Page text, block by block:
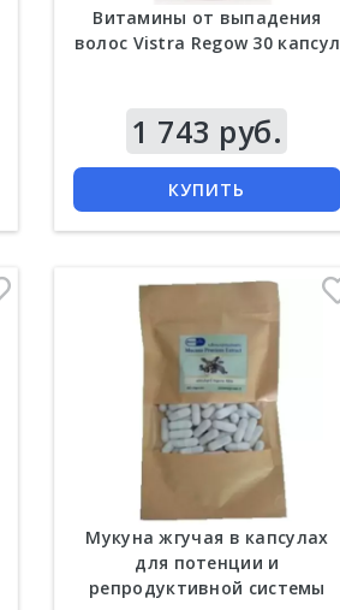
Витамины от выпадения
волос Vistra Regow 30 капсул
1 743 руб.
КУПИТЬ
Мукуна жгучая в капсулах
для потенции и
репродуктивной системы